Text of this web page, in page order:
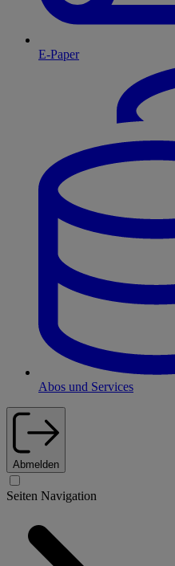
E-Paper
Abos und Services
Abmelden
Seiten Navigation